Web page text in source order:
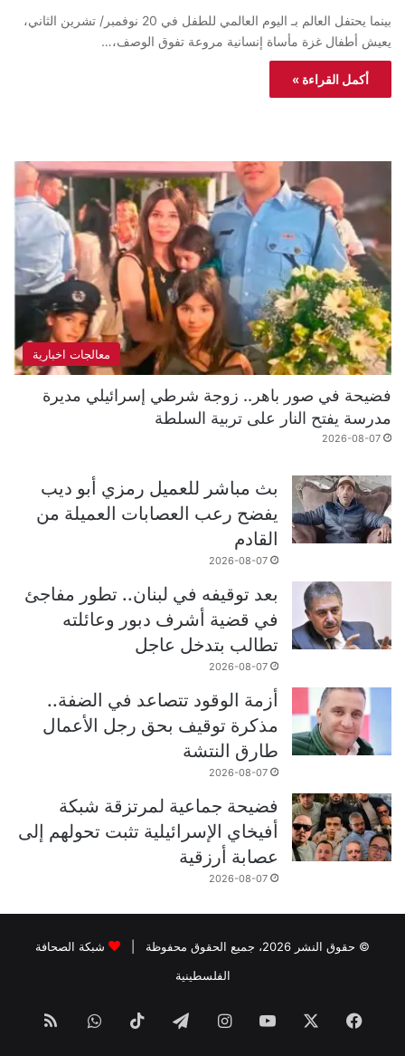
بينما يحتفل العالم بـ اليوم العالمي للطفل في 20 نوفمبر/ تشرين الثاني،
يعيش أطفال غزة مأساة إنسانية مروعة تفوق الوصف،…
أكمل القراءة »
معالجات اخبارية
فضيحة في صور باهر.. زوجة شرطي إسرائيلي مديرة
مدرسة يفتح النار على تربية السلطة
2026-08-07
بث مباشر للعميل رمزي أبو ديب
يفضح رعب العصابات العميلة من
القادم
2026-08-07
بعد توقيفه في لبنان.. تطور مفاجئ
في قضية أشرف دبور وعائلته
تطالب بتدخل عاجل
2026-08-07
أزمة الوقود تتصاعد في الضفة..
مذكرة توقيف بحق رجل الأعمال
طارق النتشة
2026-08-07
فضيحة جماعية لمرتزقة شبكة
أفيخاي الإسرائيلية تثبت تحولهم إلى
عصابة أرزقية
2026-08-07
© حقوق النشر 2026، جميع الحقوق محفوظة |
شبكة الصحافة
الفلسطينية
فيسبوك ‫YouTubeانستقرامتيلقرام ‫TikTokواتسابملخص